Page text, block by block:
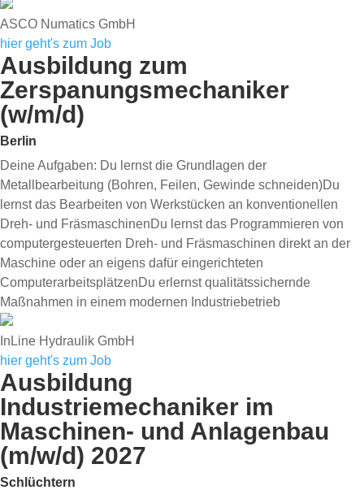
ASCO Numatics GmbH
hier geht's zum Job
Ausbildung zum
Zerspanungsmechaniker
(w/m/d)
Berlin
Deine Aufgaben: Du lernst die Grundlagen der
Metallbearbeitung (Bohren, Feilen, Gewinde schneiden)Du
lernst das Bearbeiten von Werkstücken an konventionellen
Dreh- und FräsmaschinenDu lernst das Programmieren von
computergesteuerten Dreh- und Fräsmaschinen direkt an der
Maschine oder an eigens dafür eingerichteten
ComputerarbeitsplätzenDu erlernst qualitätssichernde
Maßnahmen in einem modernen Industriebetrieb
InLine Hydraulik GmbH
hier geht's zum Job
Ausbildung
Industriemechaniker im
Maschinen- und Anlagenbau
(m/w/d) 2027
Schlüchtern